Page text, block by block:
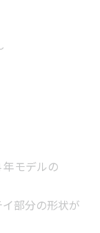
モデルの
部分の形状が